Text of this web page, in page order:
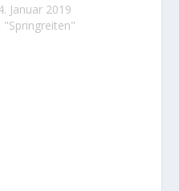
Januar 2019
"Springreiten"